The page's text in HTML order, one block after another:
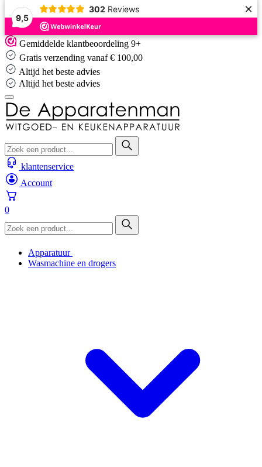
9,5
302 Reviews ×
Skip
to
content
Gemiddelde klantbeoordeling 9+
Gratis verzending vanaf € 100,00
Altijd het beste advies
Altijd het beste advies
klantenservice
Account
0
Apparatuur
Wasmachine en drogers